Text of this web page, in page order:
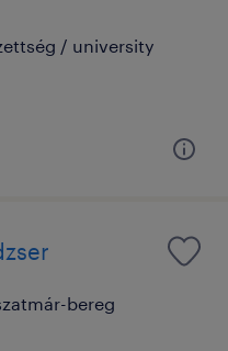
/ university
bereg